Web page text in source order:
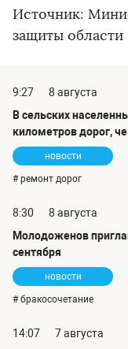
Источник:
защиты области
9:27
8 августа
В сельских
километров дорог,
новости
# ремонт дорог
8:30
8 августа
Молодоженов
сентября
новости
# бракосочетание
14:07
7 августа